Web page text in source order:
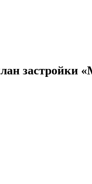
застройки